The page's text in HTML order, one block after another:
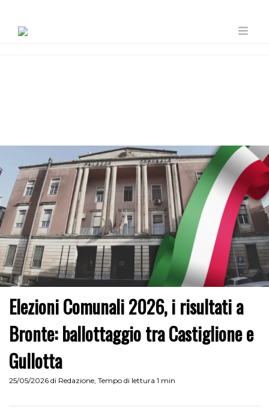
Elezioni Comunali 2026, i risultati a
Bronte: ballottaggio tra Castiglione e
Gullotta
25/05/2026 di Redazione, Tempo di lettura 1 min